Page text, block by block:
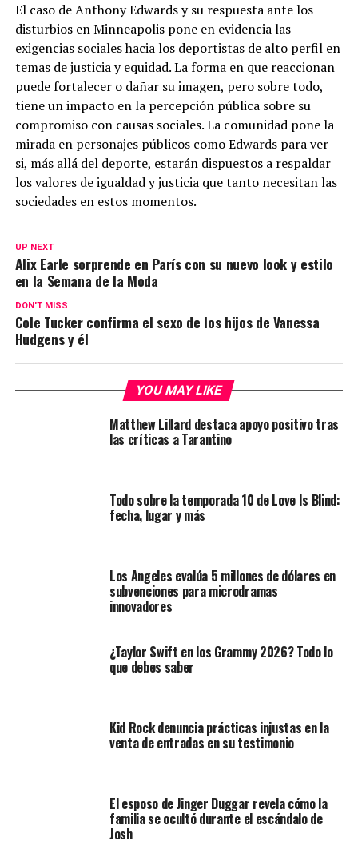
El caso de Anthony Edwards y su respuesta ante los
disturbios en Minneapolis pone en evidencia las
exigencias sociales hacia los deportistas de alto perfil en
temas de justicia y equidad. La forma en que reaccionan
puede fortalecer o dañar su imagen, pero sobre todo,
tiene un impacto en la percepción pública sobre su
compromiso con causas sociales. La comunidad pone la
mirada en personajes públicos como Edwards para ver
si, más allá del deporte, estarán dispuestos a respaldar
los valores de igualdad y justicia que tanto necesitan las
sociedades en estos momentos.
UP NEXT
Alix Earle sorprende en París con su nuevo look y estilo
en la Semana de la Moda
DON'T MISS
Cole Tucker confirma el sexo de los hijos de Vanessa
Hudgens y él
YOU MAY LIKE
Matthew Lillard destaca apoyo positivo tras
las críticas a Tarantino
Todo sobre la temporada 10 de Love Is Blind:
fecha, lugar y más
Los Ángeles evalúa 5 millones de dólares en
subvenciones para microdramas
innovadores
¿Taylor Swift en los Grammy 2026? Todo lo
que debes saber
Kid Rock denuncia prácticas injustas en la
venta de entradas en su testimonio
El esposo de Jinger Duggar revela cómo la
familia se ocultó durante el escándalo de
Josh